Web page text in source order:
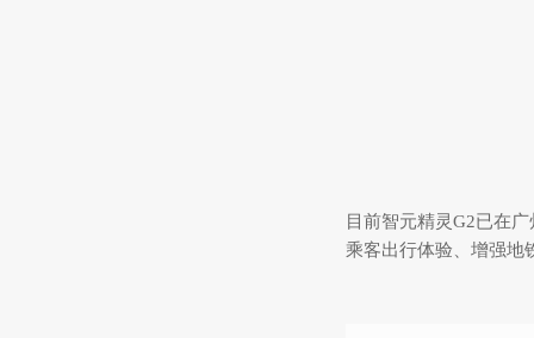
目前智元精灵G2已在
乘客出行体验、增强地